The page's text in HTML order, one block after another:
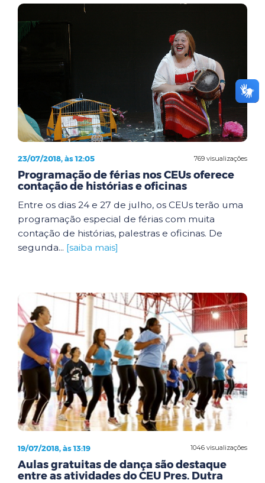
769 visualizações
23/07/2018, às 12:05
Programação de férias nos CEUs oferece
contação de histórias e oficinas
Entre os dias 24 e 27 de julho, os CEUs terão uma
programação especial de férias com muita
contação de histórias, palestras e oficinas. De
segunda... [saiba mais]
1046 visualizações
19/07/2018, às 13:19
Aulas gratuitas de dança são destaque
entre as atividades do CEU Pres. Dutra